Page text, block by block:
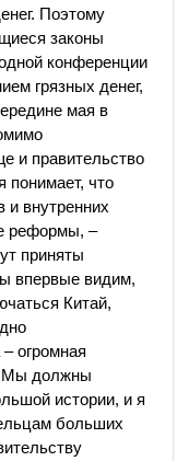
Поэтому
законы
конференции
грязных денег,
мая в
и правительство
понимает, что
и внутренних
реформы, –
приняты
впервые видим,
Китай,
огромная
Мы должны
истории, и я
больших